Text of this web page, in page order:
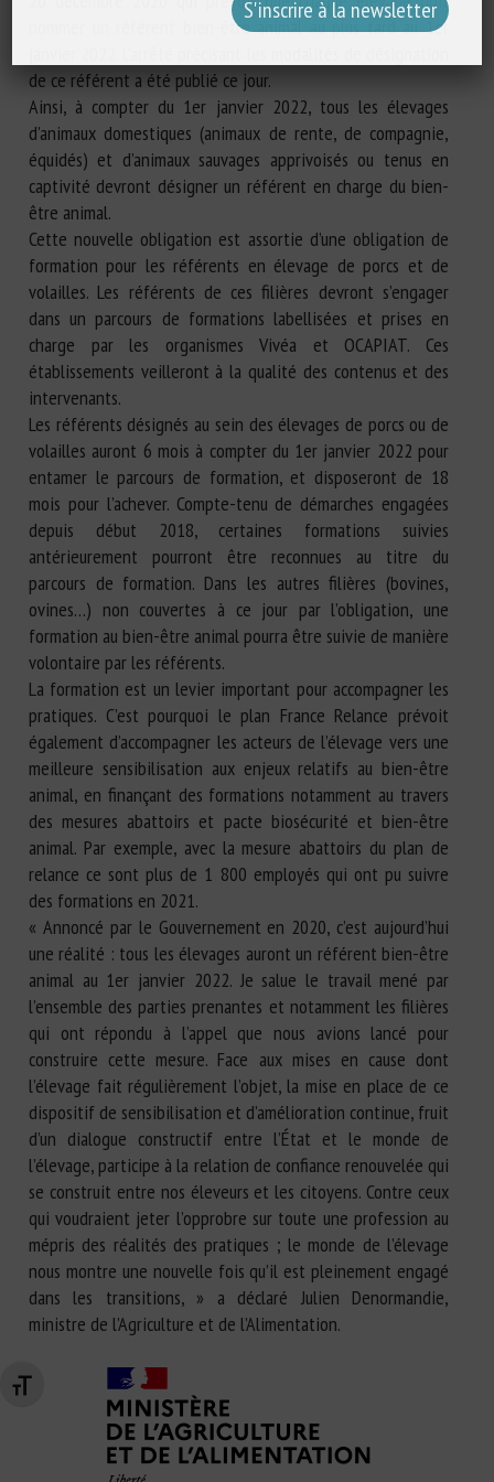
Changer la taille de la police
nommer un référent bien-être animal au plus tard au 1er
de ce référent a été publié ce jour.
Ainsi, à compter du 1er janvier 2022, tous les élevages
d’animaux domestiques (animaux de rente, de compagnie,
équidés) et d’animaux sauvages apprivoisés ou tenus en
captivité devront désigner un référent en charge du bien-
être animal.
Cette nouvelle obligation est assortie d’une obligation de
formation pour les référents en élevage de porcs et de
volailles. Les référents de ces filières devront s’engager
dans un parcours de formations labellisées et prises en
charge par les organismes Vivéa et OCAPIAT. Ces
établissements veilleront à la qualité des contenus et des
intervenants.
Les référents désignés au sein des élevages de porcs ou de
volailles auront 6 mois à compter du 1er janvier 2022 pour
entamer le parcours de formation, et disposeront de 18
mois pour l’achever. Compte-tenu de démarches engagées
depuis début 2018, certaines formations suivies
antérieurement pourront être reconnues au titre du
parcours de formation. Dans les autres filières (bovines,
ovines…) non couvertes à ce jour par l’obligation, une
formation au bien-être animal pourra être suivie de manière
volontaire par les référents.
La formation est un levier important pour accompagner les
pratiques. C’est pourquoi le plan France Relance prévoit
également d’accompagner les acteurs de l’élevage vers une
meilleure sensibilisation aux enjeux relatifs au bien-être
animal, en finançant des formations notamment au travers
des mesures abattoirs et pacte biosécurité et bien-être
animal. Par exemple, avec la mesure abattoirs du plan de
relance ce sont plus de 1 800 employés qui ont pu suivre
des formations en 2021.
« Annoncé par le Gouvernement en 2020, c’est aujourd’hui
une réalité : tous les élevages auront un référent bien-être
animal au 1er janvier 2022. Je salue le travail mené par
l’ensemble des parties prenantes et notamment les filières
qui ont répondu à l’appel que nous avions lancé pour
construire cette mesure. Face aux mises en cause dont
l’élevage fait régulièrement l’objet, la mise en place de ce
dispositif de sensibilisation et d’amélioration continue, fruit
d’un dialogue constructif entre l’État et le monde de
l’élevage, participe à la relation de confiance renouvelée qui
se construit entre nos éleveurs et les citoyens. Contre ceux
qui voudraient jeter l’opprobre sur toute une profession au
mépris des réalités des pratiques ; le monde de l’élevage
nous montre une nouvelle fois qu’il est pleinement engagé
dans les transitions, » a déclaré Julien Denormandie,
ministre de l’Agriculture et de l’Alimentation.